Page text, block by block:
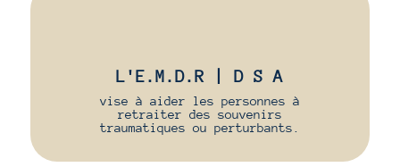
L'E.M.D.R | D S A
vise à aider les personnes à
retraiter des souvenirs
traumatiques ou perturbants.